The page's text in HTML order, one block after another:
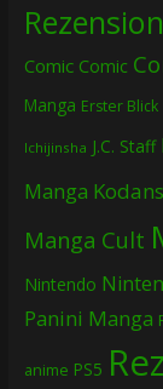
Rezension
Comic Comic
Manga Erster Blick
Ichijinsha J.C. Staff
Manga
Manga Cult
Nintendo
Panini Manga
anime PS5